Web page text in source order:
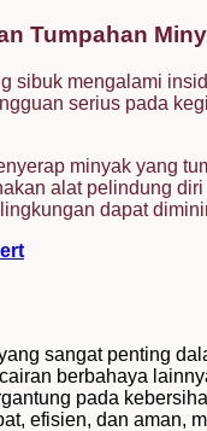
Tumpahan
sibuk mengalami
serius pada
minyak yang
alat pelindung
dapat
sangat penting
berbahaya
pada
efisien, dan aman,